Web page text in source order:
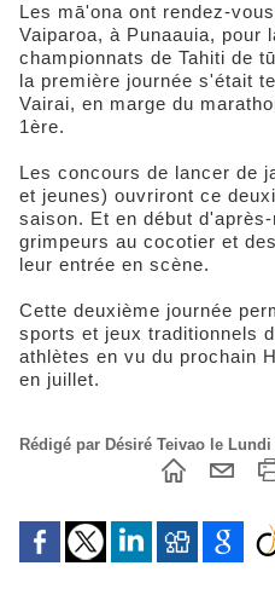
Les mā'ona ont rendez-
Vaiparoa, à Punaauia, pour
championnats de Tahiti de
la première journée s'était
Vairai, en marge du
1ère.
Les concours de lancer de
et jeunes) ouvriront ce
saison. Et en début
grimpeurs au cocotier et
leur entrée en scène.
Cette deuxième journée
sports et jeux traditionnels
athlètes en vu du prochain
en juillet.
Rédigé par Désiré Teivao le